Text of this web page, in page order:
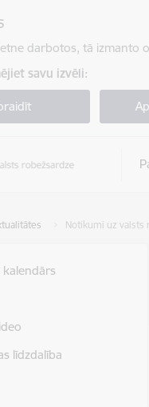
darbotos, tā izmanto
savu izvēli:
Notikumi uz valsts
līdzdalība